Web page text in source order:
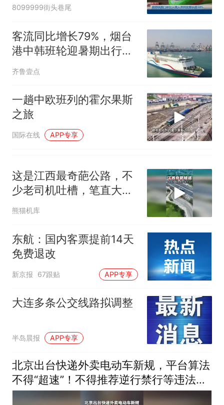
那个在床头放菜刀的女孩，
人生
8099999街头巷尾
客流同比增长79%，烟台
港中韩班轮迎暑期出行高
峰
齐鲁壹点
一趟中欧班列的霍尔果斯
之旅
国际在线 APP专享
这是江西最奇葩公路，不
少老司机吐槽，笔直大道
硬修S弯隧道
熊猫机库
东航：国内客票提前14天
免费退改
新京报 67跟贴 APP专享
大连多条公交线路拟调整
半岛晨报 APP专享
北京出台快递外卖电动车新规，平台算法
不得“超速”！不得推荐逆行禁行等违法路
线